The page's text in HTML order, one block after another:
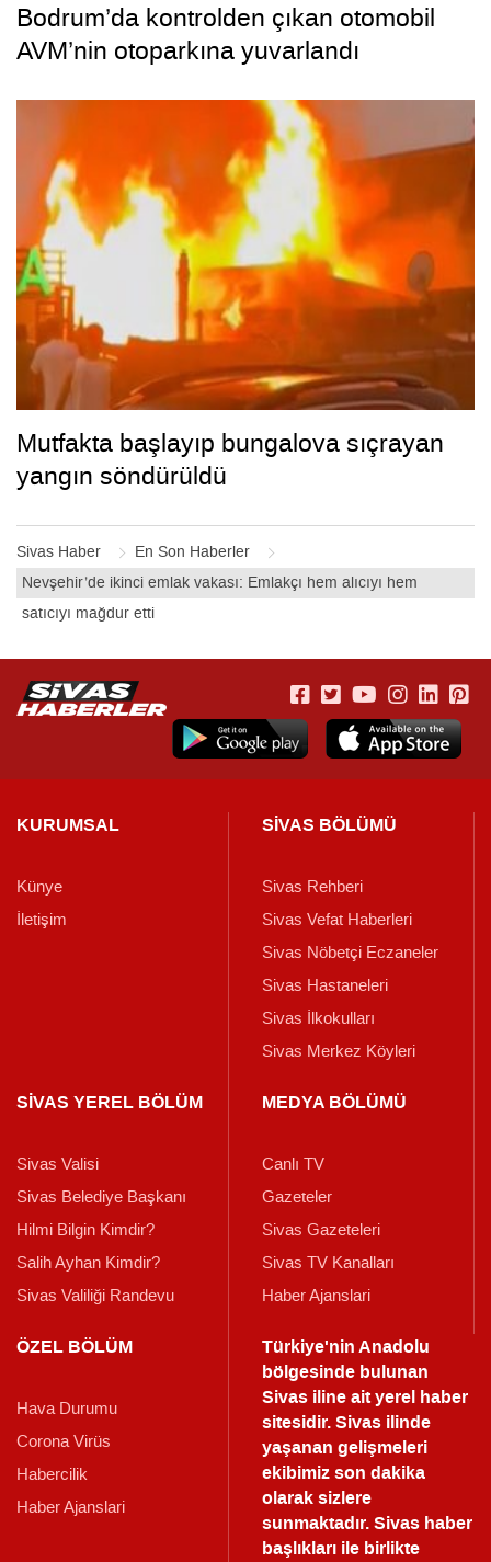
Sivas Haber
En Son Haberler
Nevşehir’de ikinci emlak vakası: Emlakçı hem alıcıyı hem
satıcıyı mağdur etti
Bodrum’da kontrolden çıkan otomobil
AVM’nin otoparkına yuvarlandı
Mutfakta başlayıp bungalova sıçrayan
yangın söndürüldü
KURUMSAL
Künye
İletişim
SİVAS BÖLÜMÜ
Sivas Rehberi
Sivas Vefat Haberleri
Sivas Nöbetçi Eczaneler
Sivas Hastaneleri
Sivas İlkokulları
Sivas Merkez Köyleri
SİVAS YEREL BÖLÜM
Sivas Valisi
Sivas Belediye Başkanı
Hilmi Bilgin Kimdir?
Salih Ayhan Kimdir?
Sivas Valiliği Randevu
MEDYA BÖLÜMÜ
Canlı TV
Gazeteler
Sivas Gazeteleri
Sivas TV Kanalları
Haber Ajanslari
ÖZEL BÖLÜM
Hava Durumu
Corona Virüs
Habercilik
Haber Ajanslari
Türkiye'nin Anadolu
bölgesinde bulunan
Sivas iline ait yerel haber
sitesidir. Sivas ilinde
yaşanan gelişmeleri
ekibimiz son dakika
olarak sizlere
sunmaktadır.Sivas haber
başlıkları ile birlikte